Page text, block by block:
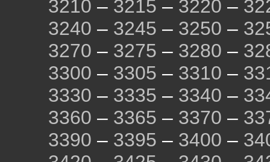
3210 – 3215 – 3220 –
3240 – 3245 – 3250 –
3270 – 3275 – 3280 –
3300 – 3305 – 3310 –
3330 – 3335 – 3340 –
3360 – 3365 – 3370 –
3390 – 3395 – 3400 –